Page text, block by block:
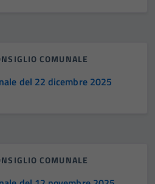
COMUNALE
del 22 dicembre 2025
COMUNALE